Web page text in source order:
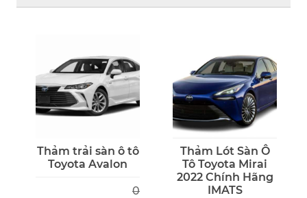
Thảm trải sàn ô tô
Toyota Avalon
0
Thảm Lót Sàn Ô
Tô Toyota Mirai
2022 Chính Hãng
IMATS